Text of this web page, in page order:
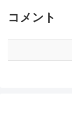
コメント